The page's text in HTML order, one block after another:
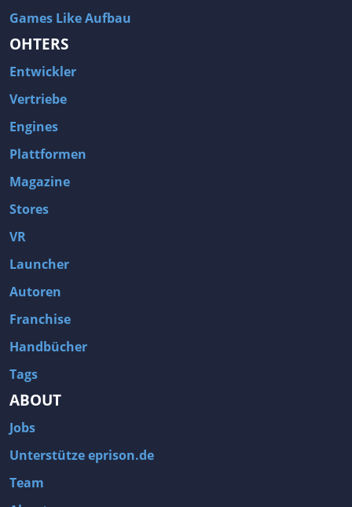
Games Like Aufbau
OHTERS
Entwickler
Vertriebe
Engines
Plattformen
Magazine
Stores
VR
Launcher
Autoren
Franchise
Handbücher
Tags
ABOUT
Jobs
Unterstütze eprison.de
Team